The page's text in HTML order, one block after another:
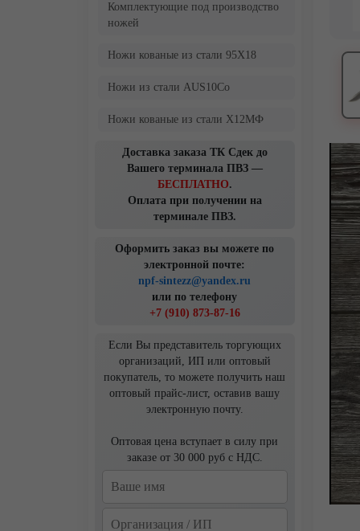
Комплектующие под производство
ножей
Ножи кованые из стали 95Х18
Ножи из стали AUS10Co
Ножи кованые из стали Х12МФ
Доставка заказа ТК Сдек до
Вашего терминала ПВЗ —
БЕСПЛАТНО.
Оплата при получении на
терминале ПВЗ.
Оформить заказ вы можете по
электронной почте:
npf-sintezz@yandex.ru
или по телефону
+7 (910) 873-87-16
Если Вы представитель торгующих
организаций, ИП или оптовый
покупатель, то можете получить наш
оптовый прайс-лист, оставив вашу
электронную почту.
Оптовая цена вступает в силу при
заказе от 30 000 руб с НДС.